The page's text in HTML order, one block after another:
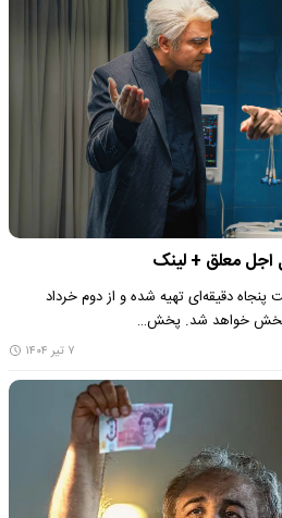
دقیقه‌ای تهیه شده و از دوم خرداد
۷ تیر ۱۴۰۴